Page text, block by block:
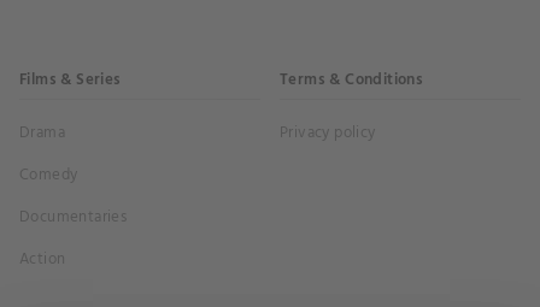
Films & Series
Drama
Comedy
Documentaries
Action
Terms & Conditions
Privacy policy